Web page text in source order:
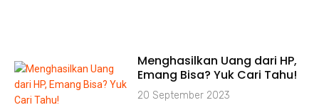
Menghasilkan Uang dari HP,
Emang Bisa? Yuk Cari Tahu!
20 September 2023